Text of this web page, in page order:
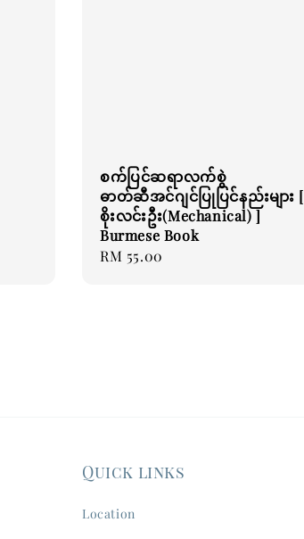
စက်ပြင်ဆရာလက်စွဲ
ဓာတ်ဆီအင်ဂျင်ပြုပြင်နည်းများ [
စိုးလင်းဦး(Mechanical) ]
Burmese Book
Regular
RM 55.00
Quick links
Location